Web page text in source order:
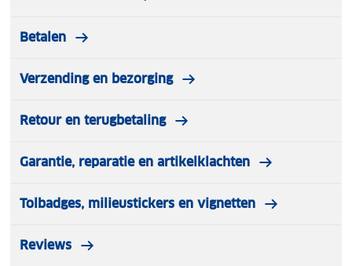
Betalen
Verzending en bezorging
Retour en terugbetaling
Garantie, reparatie en artikelklachten
Tolbadges, milieustickers en vignetten
Reviews